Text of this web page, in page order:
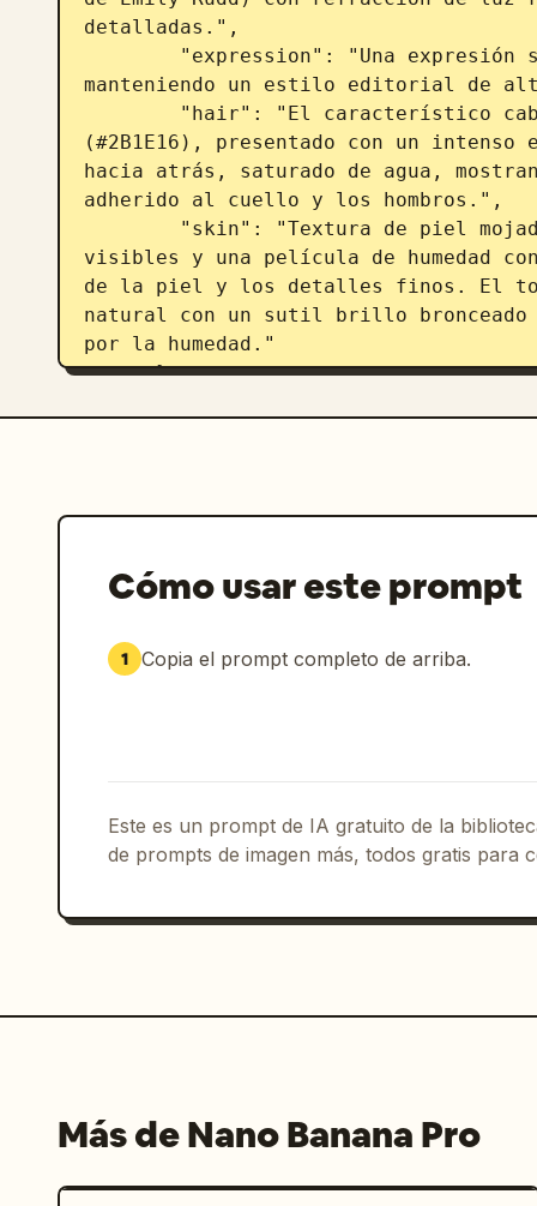
detalladas.",
manteniendo un estilo editorial de
(#2B1E16), presentado con un
hacia atrás, saturado de agua,
adherido al cuello y los hombros.",
visibles y una película de humedad
de la piel y los detalles finos. El
natural con un sutil brillo bronceado
por la humedad."
      }
atlético y en forma de reloj de arena
brillando con agua y reflejando
artefactos anatómicos o suavizado.",
          "zero_tolerance": [
            "sin articulaciones distorsionadas"
        }
      },
        "waist_to_hip": "Relación física precisa mantenida en la pose sentada
      "item": "Monokini con tiras entrecruzadas y diseño de aberturas.",
      "color": "
Rojo carmesí vibrante
y saturada debido al agua, mostrando
Cómo usar este prompt
1 Copia el prompt completo de arriba.
Este es un prompt de IA gratuito de la
de prompts de imagen más, todos gratis para
Más de Nano Banana Pro